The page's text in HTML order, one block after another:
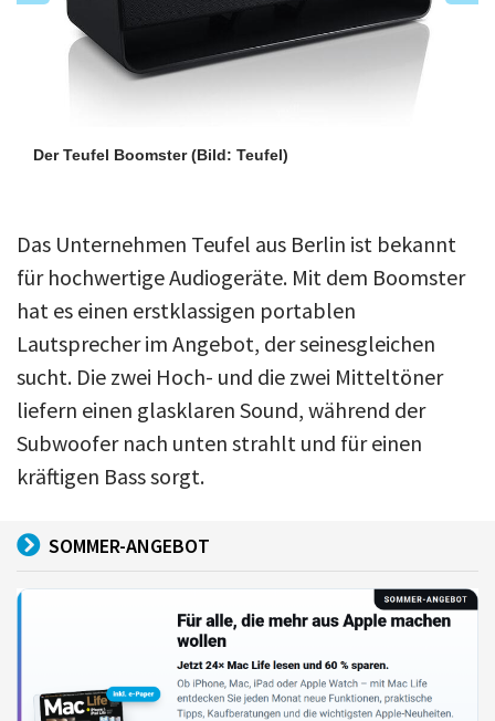
Der Teufel Boomster(Bild: Teufel)
Das Unternehmen Teufel aus Berlin ist bekannt
für hochwertige Audiogeräte. Mit dem Boomster
hat es einen erstklassigen portablen
Lautsprecher im Angebot, der seinesgleichen
sucht. Die zwei Hoch- und die zwei Mitteltöner
liefern einen glasklaren Sound, während der
Subwoofer nach unten strahlt und für einen
kräftigen Bass sorgt.
SOMMER-ANGEBOT